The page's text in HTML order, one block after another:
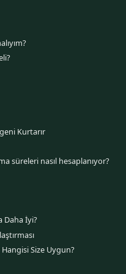
Kurtarır
süreleri nasıl hesaplanıyor?
Daha İyi?
Hangisi Size Uygun?